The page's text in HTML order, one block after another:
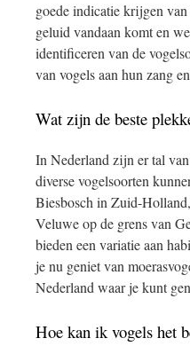
goede indicatie krijgen
geluid vandaan komt en
identificeren van de
van vogels aan hun zang
Wat zijn de beste
In Nederland zijn er tal
diverse vogelsoorten
Biesbosch in Zuid-
Veluwe op de grens van
bieden een variatie aan
je nu geniet van
Nederland waar je kunt
Hoe kan ik vogels het